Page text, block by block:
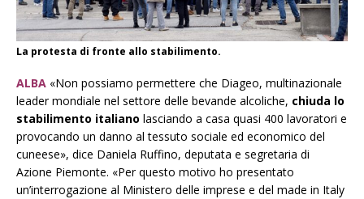
La protesta di fronte allo stabilimento.
ALBA «Non possiamo permettere che Diageo, multinazionale
leader mondiale nel settore delle bevande alcoliche, chiuda lo
stabilimento italiano lasciando a casa quasi 400 lavoratori e
provocando un danno al tessuto sociale ed economico del
cuneese», dice Daniela Ruffino, deputata e segretaria di
Azione Piemonte. «Per questo motivo ho presentato
un’interrogazione al Ministero delle imprese e del made in Italy